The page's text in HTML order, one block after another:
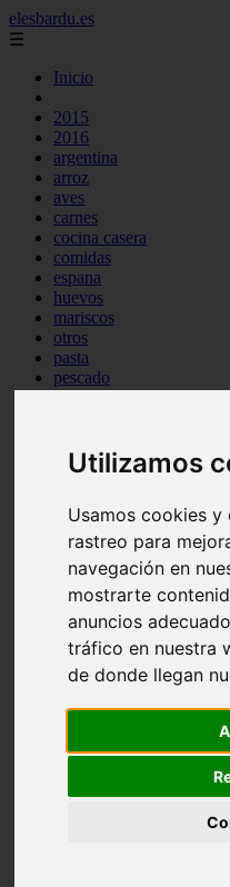
Utilizamos
Usamos cookies
rastreo para
navegación en
mostrarte
anuncios
tráfico en nuestra
de donde llegan
elesbardu.es
☰
Inicio
2015
2016
argentina
arroz
aves
carnes
cocina casera
comidas
espana
huevos
mariscos
otros
pasta
pescado
tag
venezuela
vocabulario de cocina
Madrid - pozuelo-de-
Teruel - sarrión
Cádiz - algodonales
Illes-balears - inca
Madrid - madrid
Málaga - torremolinos
Asturias - oviedo
Cádiz - el-puerto-de-
Toledo - illescas
Málaga - marbella
Barcelona - barcelona